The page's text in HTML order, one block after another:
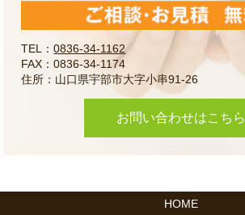
TEL：0836-34-1162
FAX：0836-34-1174
住所：山口県宇部市大字小串91-26
お問い合わせはこちら
HOME